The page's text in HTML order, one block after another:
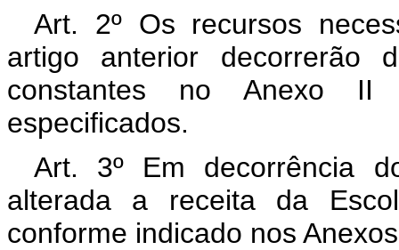
Art. 2º Os recursos
artigo anterior decorrerão
constantes no Anexo II
especificados.
Art. 3º Em decorrência
alterada a receita da
conforme indicado nos